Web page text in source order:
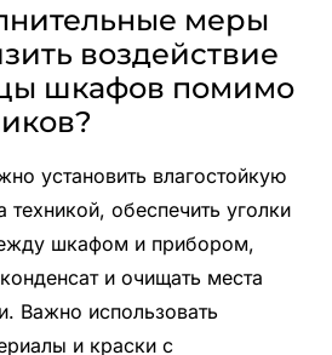
меры
воздействие
шкафов помимо
установить влагостойкую
техникой, обеспечить уголки
шкафом и прибором,
и очищать места
Важно использовать
и краски с